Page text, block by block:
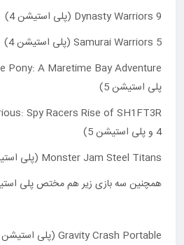
Dynasty Warriors 9 (پلی استیشن 4)
Samurai Warriors 5 (پلی استیشن 4)
پلی استیشن 5)
4 و پلی استیشن 5)
Monster Jam Steel Titans (پلی استیشن 4)
همچنین سه بازی زیر هم مختص پلی
Gravity Crash Portable (پلی استیشن پورتابل)